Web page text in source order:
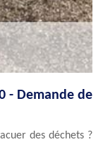
- Demande de
des déchets ?